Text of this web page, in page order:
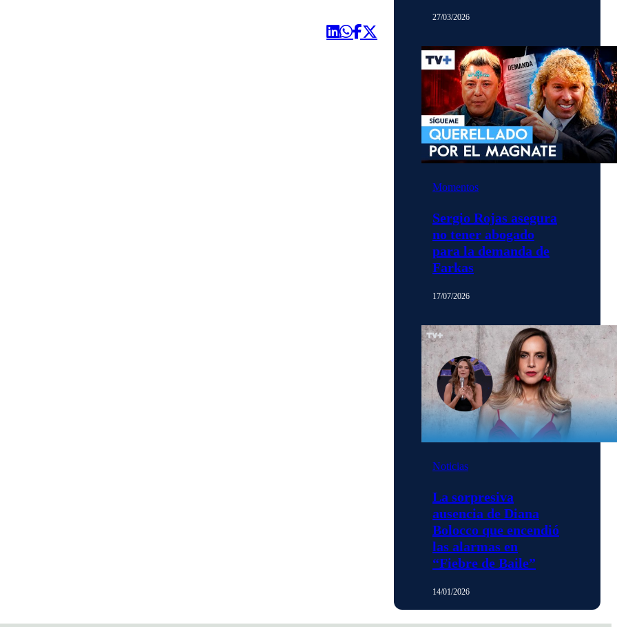
27/03/2026
Momentos
Sergio Rojas asegura
no tener abogado
para la demanda de
Farkas
17/07/2026
Noticias
La sorpresiva
ausencia de Diana
Bolocco que encendió
las alarmas en
“Fiebre de Baile”
14/01/2026